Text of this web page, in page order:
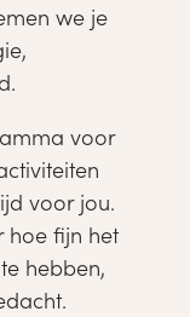
we je
voor
voor jou.
hoe fijn het
hebben,